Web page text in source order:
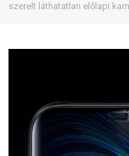
szerelt láthatatlan előlapi